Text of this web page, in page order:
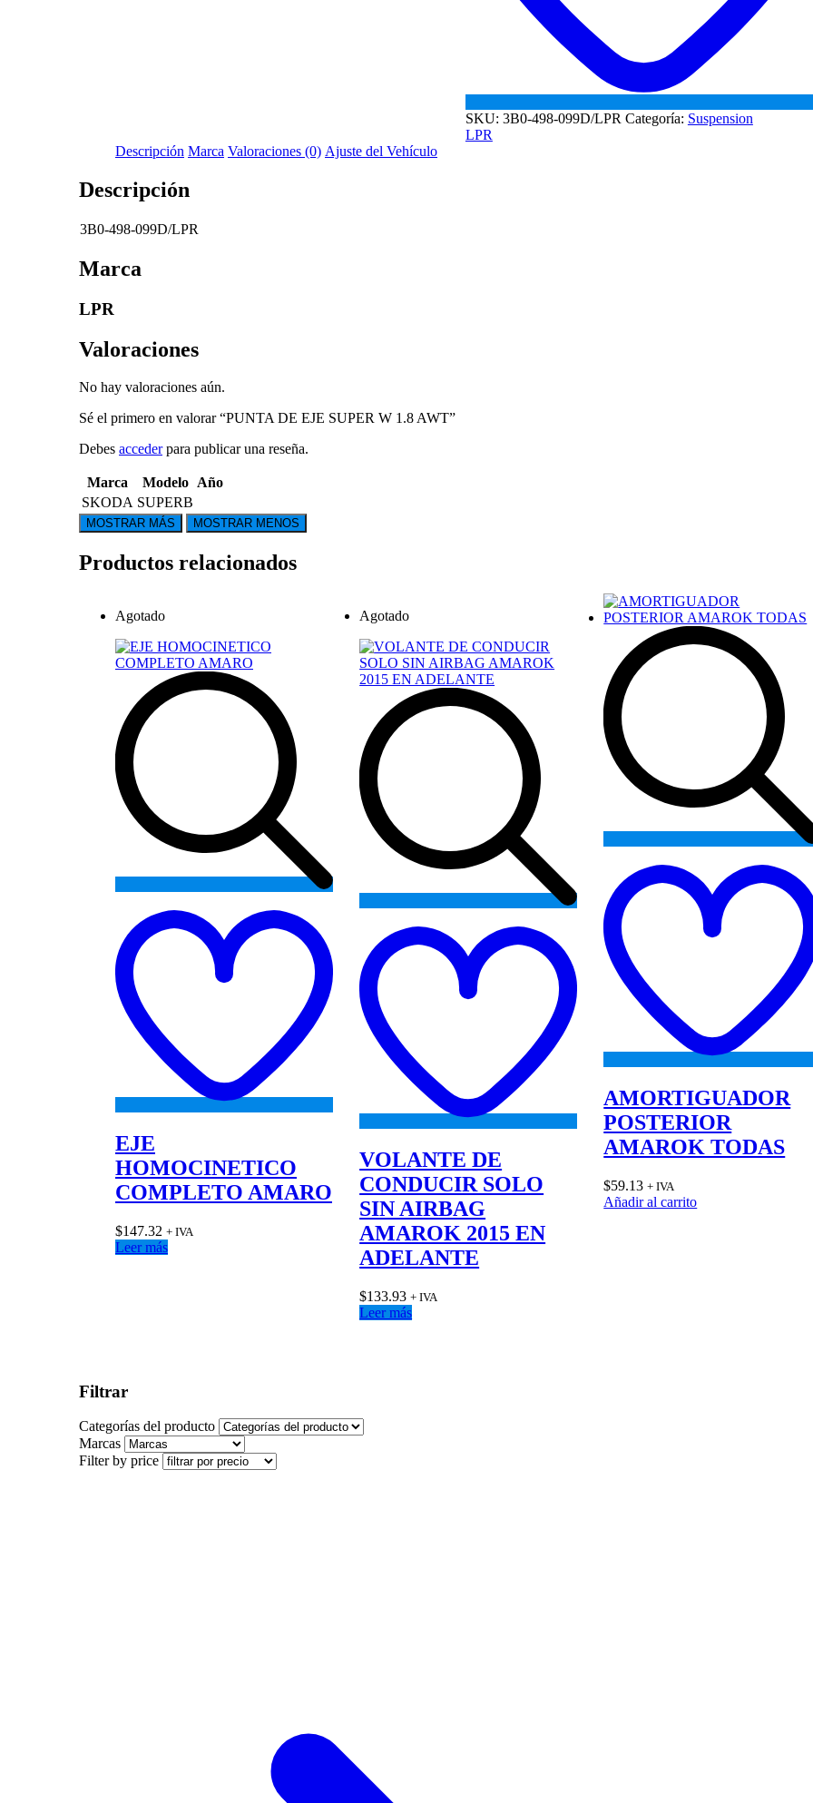
SKU: 3B0-498-099D/LPR Categoría: Suspension
LPR
Descripción Marca Valoraciones (0) Ajuste del Vehículo
Descripción
3B0-498-099D/LPR
Marca
LPR
Valoraciones
No hay valoraciones aún.
Sé el primero en valorar “PUNTA DE EJE SUPER W 1.8 AWT”
Debes accederpara publicar una reseña.
Marca Modelo Año
SKODA SUPERB
Productos relacionados
Agotado
EJE
HOMOCINETICO
COMPLETO AMARO
$147.32 + IVA
Leer más
Agotado
wishlist
VOLANTE DE
CONDUCIR SOLO
SIN AIRBAG
AMAROK 2015 EN
ADELANTE
$133.93 + IVA
Leer más
AMORTIGUADOR
POSTERIOR
AMAROK TODAS
$59.13 + IVA
Añadir al carrito
Filtrar
Categorías del producto
Marcas
Filter by price